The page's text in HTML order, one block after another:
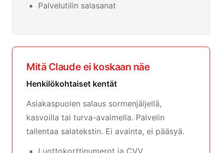
Palvelutilin salasanat
Mitä Claude ei koskaan näe
Henkilökohtaiset kentät
Asiakaspuolen salaus sormenjäljellä,
kasvoilla tai turva-avaimella. Palvelin
tallentaa salatekstin. Ei avainta, ei pääsyä.
Luottokorttinumerot ja CVV